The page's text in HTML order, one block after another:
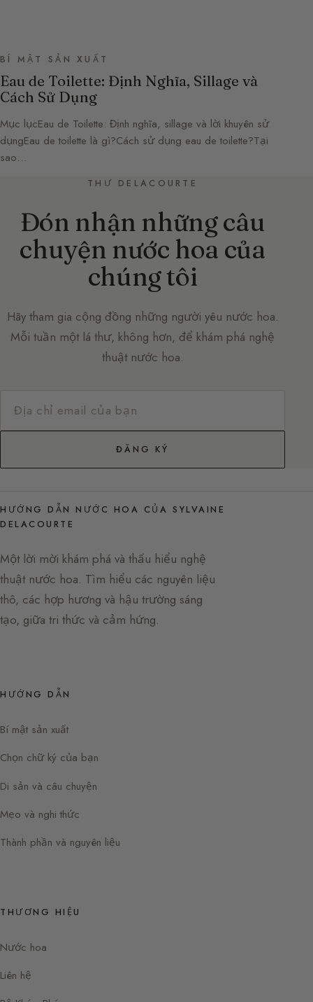
BÍ MẬT SẢN XUẤT
Eau de Toilette: Định Nghĩa, Sillage và
Cách Sử Dụng
Mục lụcEau de Toilette: Định nghĩa, sillage và lời khuyên sử
dụngEau de toilette là gì?Cách sử dụng eau de toilette?Tại
sao…
THƯ DELACOURTE
Đón nhận những câu
chuyện nước hoa của
chúng tôi
Hãy tham gia cộng đồng những người yêu nước hoa.
Mỗi tuần một lá thư, không hơn, để khám phá nghệ
thuật nước hoa.
ĐĂNG KÝ
HƯỚNG DẪN NƯỚC HOA CỦA SYLVAINE
DELACOURTE
Một lời mời khám phá và thấu hiểu nghệ
thuật nước hoa. Tìm hiểu các nguyên liệu
thô, các hợp hương và hậu trường sáng
tạo, giữa tri thức và cảm hứng.
HƯỚNG DẪN
Bí mật sản xuất
Chọn chữ ký của bạn
Di sản và câu chuyện
Mẹo và nghi thức
Thành phần và nguyên liệu
THƯƠNG HIỆU
Nước hoa
Liên hệ